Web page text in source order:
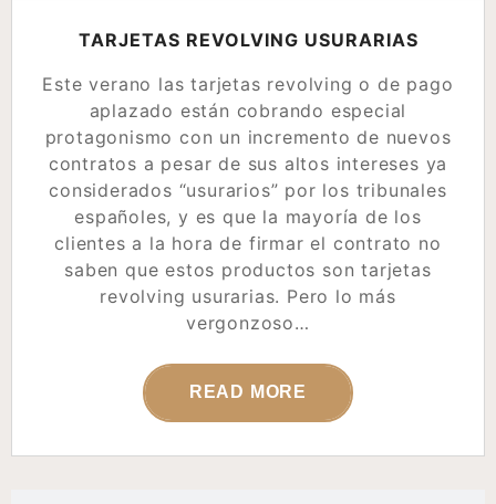
TARJETAS REVOLVING USURARIAS
Este verano las tarjetas revolving o de pago
aplazado están cobrando especial
protagonismo con un incremento de nuevos
contratos a pesar de sus altos intereses ya
considerados “usurarios” por los tribunales
españoles, y es que la mayoría de los
clientes a la hora de firmar el contrato no
saben que estos productos son tarjetas
revolving usurarias. Pero lo más
vergonzoso…
READ MORE